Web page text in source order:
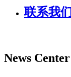
联系我们
News Center